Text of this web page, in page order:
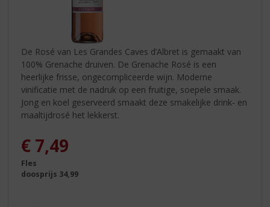
De Rosé van Les Grandes Caves d’Albret is gemaakt van
100% Grenache druiven. De Grenache Rosé is een
heerlijke frisse, ongecompliceerde wijn. Moderne
vinificatie met de nadruk op een fruitige, soepele smaak.
Jong en koel geserveerd smaakt deze smakelijke drink- en
maaltijdrosé het lekkerst.
€ 7,49
Fles
doosprijs 34,99